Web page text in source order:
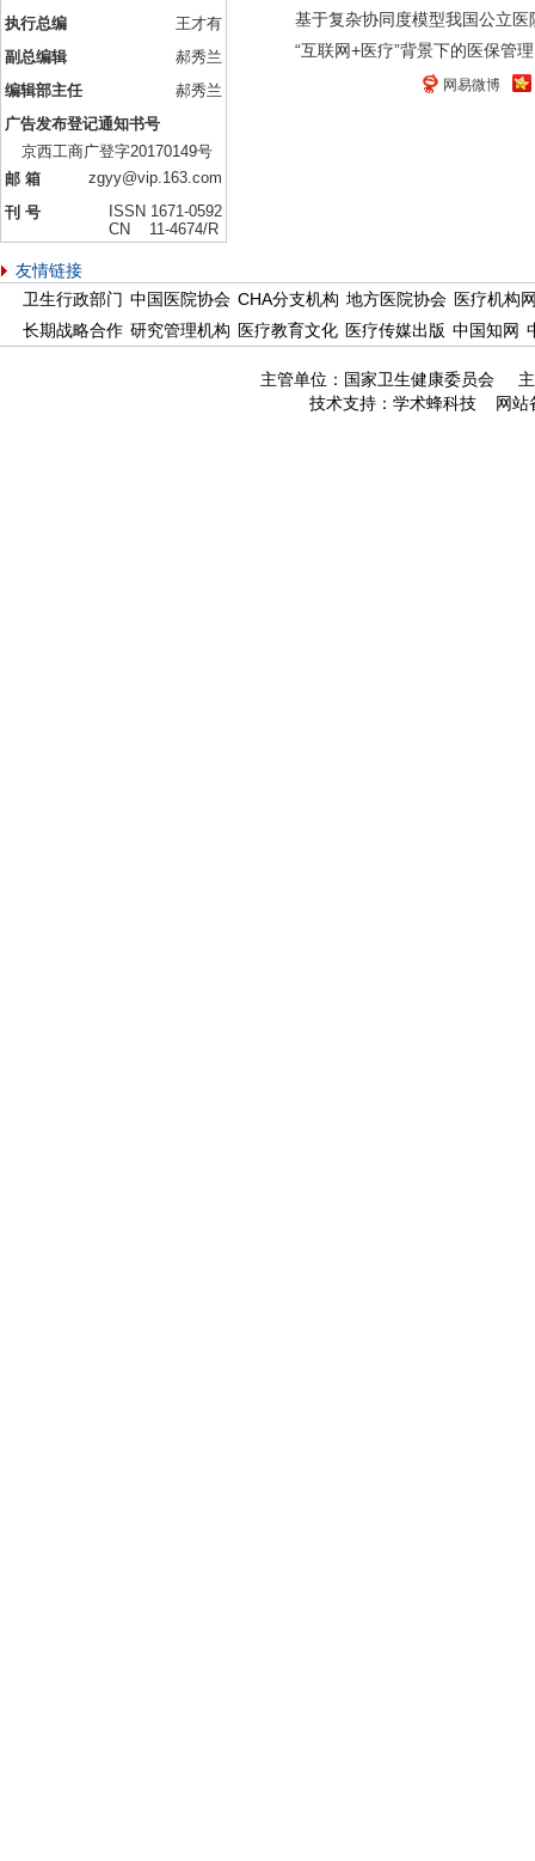
执行总编
王才有
副总编辑
郝秀兰
编辑部主任
郝秀兰
广告发布登记通知书号
京西工商广登字20170149号
邮 箱
zgyy@vip.163.com
刊 号
ISSN 1671-0592
CN 11-4674/R
基于复杂协同度模型我国公立医
“互联网+医疗”背景下的医保管理
网易微博
友情链接
卫生行政部门 中国医院协会 CHA分支机构 地方医院协会 医疗机构
长期战略合作 研究管理机构 医疗教育文化 医疗传媒出版 中国知网
主管单位：国家卫生健康委员会
技术支持：学术蜂科技 网站